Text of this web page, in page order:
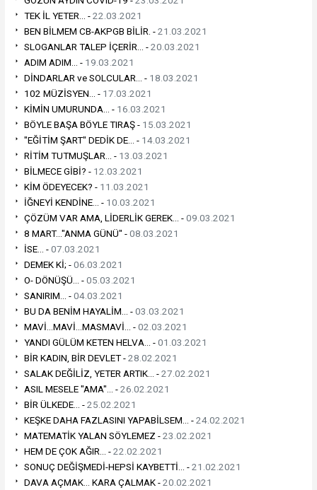
TEK İL YETER... -22.03.2021
BEN BİLMEM CB-AKPGB BİLİR. -21.03.2021
SLOGANLAR TALEP İÇERİR... -20.03.2021
ADIM ADIM... - 19.03.2021
DİNDARLAR ve SOLCULAR... - 18.03.2021
102 MÜZİSYEN... - 17.03.2021
KİMİN UMURUNDA... - 16.03.2021
BÖYLE BAŞA BÖYLE TIRAŞ - 15.03.2021
"EĞİTİM ŞART" DEDİK DE... - 14.03.2021
RİTİM TUTMUŞLAR... - 13.03.2021
BİLMECE GİBİ? - 12.03.2021
KİM ÖDEYECEK? - 11.03.2021
İĞNEYİ KENDİNE... - 10.03.2021
ÇÖZÜM VAR AMA, LİDERLİK GEREK... -09.03.2021
8 MART..."ANMA GÜNÜ" -08.03.2021
İSE... -07.03.2021
DEMEK Kİ; -06.03.2021
O- DÖNÜŞÜ... -05.03.2021
SANIRIM... -04.03.2021
BU DA BENİM HAYALİM... -03.03.2021
MAVİ...MAVİ...MASMAVİ... -02.03.2021
YANDI GÜLÜM KETEN HELVA... -01.03.2021
BİR KADIN, BİR DEVLET -28.02.2021
SALAK DEĞİLİZ, YETER ARTIK... -27.02.2021
ASIL MESELE "AMA"... -26.02.2021
BİR ÜLKEDE... -25.02.2021
KEŞKE DAHA FAZLASINI YAPABİLSEM... -24.02.2021
MATEMATİK YALAN SÖYLEMEZ -23.02.2021
HEM DE ÇOK AĞIR... -22.02.2021
SONUÇ DEĞİŞMEDİ-HEPSİ KAYBETTİ... -21.02.2021
DAVA AÇMAK... KARA ÇALMAK -20.02.2021